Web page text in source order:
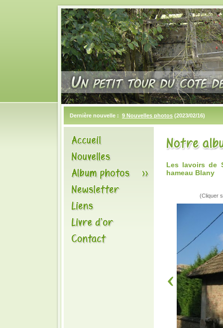
Dernière nouvelle : 9 Nouvelles photos (2023/02/16)
Les lavoirs de
hameau Blany
(Cliquer